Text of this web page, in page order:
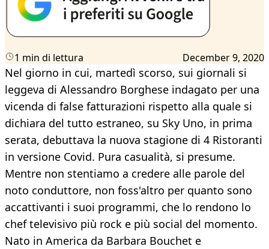
1 min di lettura December 9, 2020
Nel giorno in cui, martedì scorso, sui giornali si
leggeva di Alessandro Borghese indagato per una
vicenda di false fatturazioni rispetto alla quale si
dichiara del tutto estraneo, su Sky Uno, in prima
serata, debuttava la nuova stagione di 4 Ristoranti
in versione Covid. Pura casualità, si presume.
Mentre non stentiamo a credere alle parole del
noto conduttore, non foss'altro per quanto sono
accattivanti i suoi programmi, che lo rendono lo
chef televisivo più rock e più social del momento.
Nato in America da Barbara Bouchet e